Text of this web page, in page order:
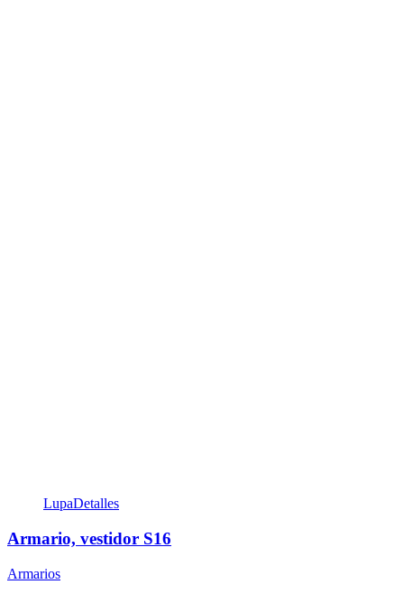
LupaDetalles
Armario, vestidor S16
Armarios